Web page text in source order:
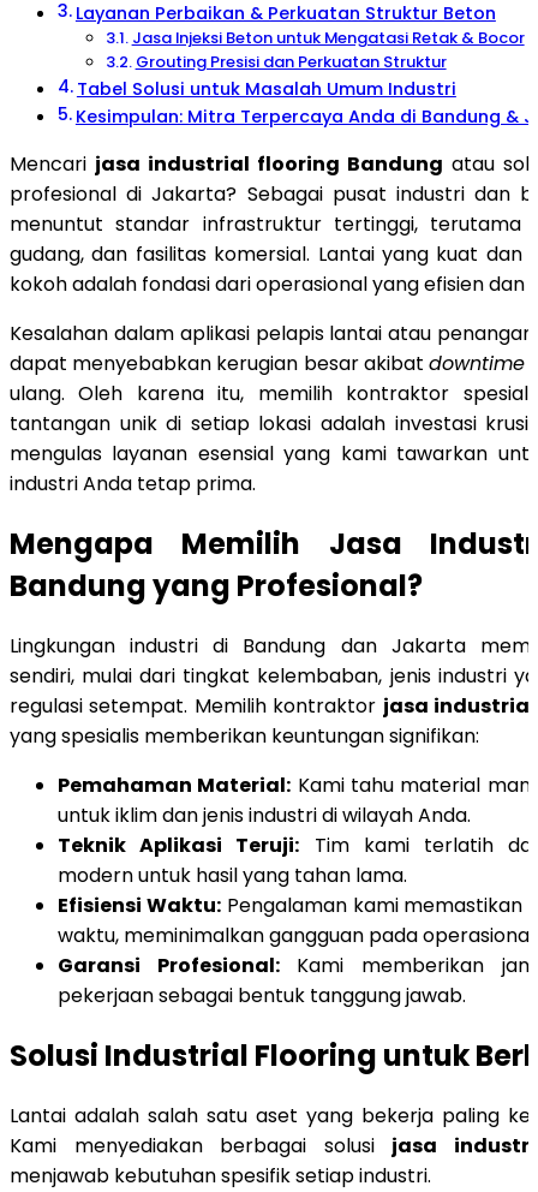
Layanan Perbaikan & Perkuatan Struktur Beton
Jasa Injeksi Beton untuk Mengatasi Retak & Bocor
Grouting Presisi dan Perkuatan Struktur
Tabel Solusi untuk Masalah Umum Industri
Kesimpulan: Mitra Terpercaya Anda di Bandung &
Mencari jasa industrial flooring Bandung atau
profesional di Jakarta? Sebagai pusat industri dan
menuntut standar infrastruktur tertinggi, terutama
gudang, dan fasilitas komersial. Lantai yang kuat
kokoh adalah fondasi dari operasional yang efisien dan
Kesalahan dalam aplikasi pelapis lantai atau
dapat menyebabkan kerugian besar akibatdowntime
ulang. Oleh karena itu, memilih kontraktor
tantangan unik di setiap lokasi adalah investasi
mengulas layanan esensial yang kami tawarkan
industri Anda tetap prima.
Mengapa Memilih Jasa
Bandung yang Profesional?
Lingkungan industri di Bandung dan Jakarta
sendiri, mulai dari tingkat kelembaban, jenis industri
regulasi setempat. Memilih kontraktor jasa
yang spesialis memberikan keuntungan signifikan:
Pemahaman Material: Kami tahu material
untuk iklim dan jenis industri di wilayah Anda.
Teknik Aplikasi Teruji: Tim kami terlatih
modern untuk hasil yang tahan lama.
Efisiensi Waktu:Pengalaman kami memastikan
waktu, meminimalkan gangguan pada operasional
Garansi Profesional:Kami memberikan
pekerjaan sebagai bentuk tanggung jawab.
Solusi Industrial Flooring untuk
Lantai adalah salah satu aset yang bekerja paling
Kami menyediakan berbagai solusi jasa
menjawab kebutuhan spesifik setiap industri.